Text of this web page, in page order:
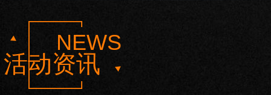
NEWS
活动资讯